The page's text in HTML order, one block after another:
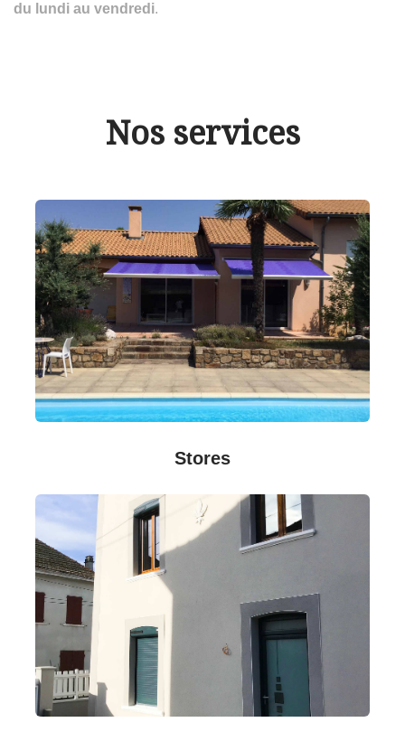
du lundi au vendredi.
Nos services
Stores